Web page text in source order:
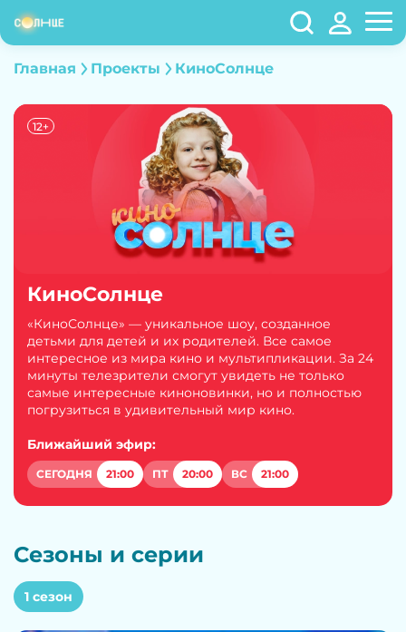
Главная Проекты КиноСолнце
12+
КиноСолнце
«КиноСолнце» — уникальное шоу, созданное
детьми для детей и их родителей. Все самое
интересное из мира кино и мультипликации. За 24
минуты телезрители смогут увидеть не только
самые интересные киноновинки, но и полностью
погрузиться в удивительный мир кино.
Ближайший эфир:
СЕГОДНЯ 21:00 ПТ 20:00 ВС 21:00
Сезоны и серии
1 сезон